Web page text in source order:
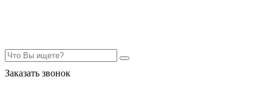
Заказать звонок